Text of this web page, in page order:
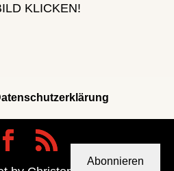
KLICKEN!
Abonnieren